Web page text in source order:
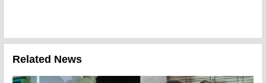
Related News